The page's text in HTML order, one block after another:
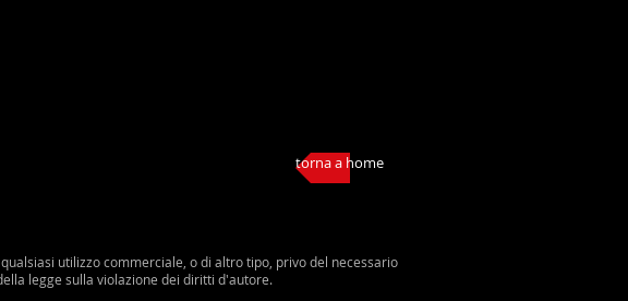
torna a home
utilizzo commerciale, o di altro tipo, privo del necessario
legge sulla violazione dei diritti d'autore.